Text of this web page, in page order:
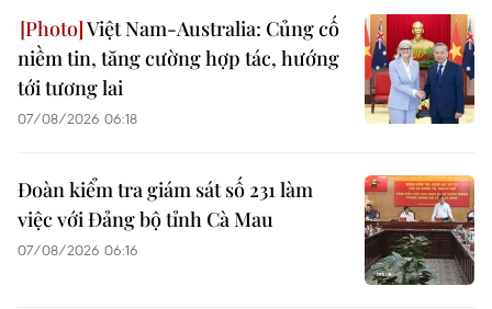
Việt Nam-Australia: Củng cố
niềm tin, tăng cường hợp tác, hướng
tới tương lai
07/08/2026 06:18
Đoàn kiểm tra giám sát số 231 làm
việc với Đảng bộ tỉnh Cà Mau
07/08/2026 06:16